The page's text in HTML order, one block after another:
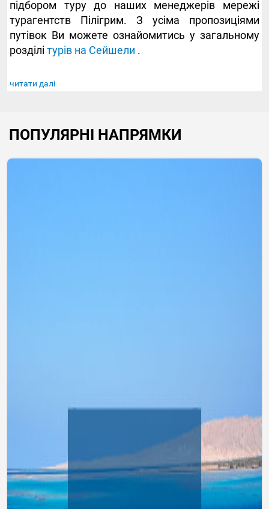
підбором туру до наших менеджерів мережі
турагентств Пілігрим. З усіма пропозиціями
путівок Ви можете ознайомитись у загальному
розділі турів на Сейшели .
читати далі
ПОПУЛЯРНІ НАПРЯМКИ